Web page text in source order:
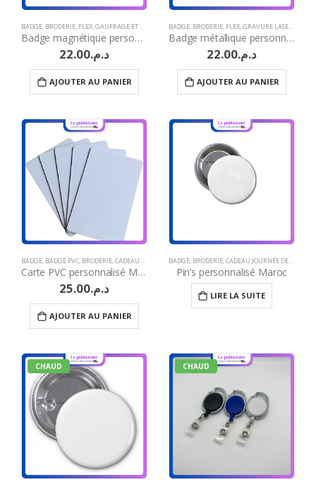
BADGE, BRODERIE, FLEX,GAUFRAGE ET MARQUAGE À CHAUD ,GRAVURE LASER,IDÉES CADEAUX
Badge magnétique personnalisé publicitaire
د.م.22.00
AJOUTER AU PANIER
BADGE, BRODERIE, FLEX,GRAVURE LASER ,
Badge métallique personnalisable
د.م.22.00
AJOUTER AU PANIER
BADGE, BADGE PVC, BRODERIE,CADEAU JOURNÉE DE LA FEMME ,COFFRET STYLO PERSONNALISE
Carte PVC personnalisé Maroc
د.م.25.00
AJOUTER AU PANIER
BADGE, BRODERIE,CADEAU JOURNÉE DE LA FEMME
Pin’s personnalisé Maroc
LIRE LA SUITE
CHAUD CHAUD